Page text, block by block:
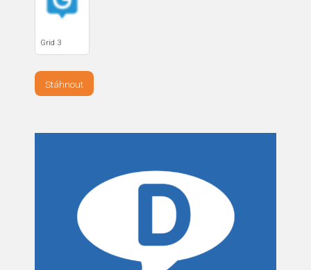
Grid 3
Stáhnout